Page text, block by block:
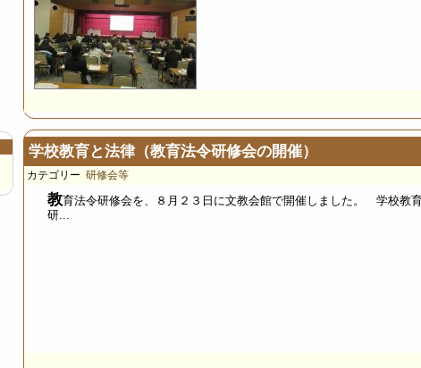
学校教育と法律（教育法令研修会の開催）
カテゴリー 研修会等
教育法令研修会を、８月２３日に文教会館で開催しました。 学校教
研...